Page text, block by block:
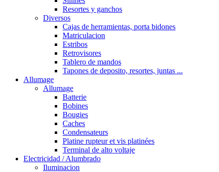
Resortes y ganchos
Diversos
Cajas de herramientas, porta bidones
Matriculacion
Estribos
Retrovisores
Tablero de mandos
Tapones de deposito, resortes, juntas ...
Allumage
Allumage
Batterie
Bobines
Bougies
Caches
Condensateurs
Platine rupteur et vis platinées
Terminal de alto voltaje
Electricidad / Alumbrado
Iluminacion